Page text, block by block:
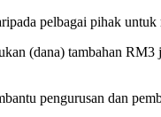
pelbagai pihak
(dana) tambahan
pengurusan dan